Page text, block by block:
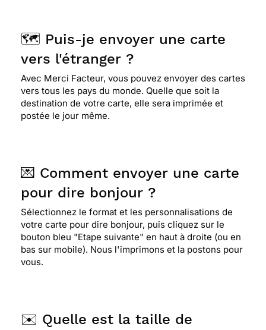
🗺️ Puis-je envoyer une carte
vers l'étranger ?
Avec Merci Facteur, vous pouvez envoyer des cartes
vers tous les pays du monde. Quelle que soit la
destination de votre carte, elle sera imprimée et
postée le jour même.
💌 Comment envoyer une carte
pour dire bonjour ?
Sélectionnez le format et les personnalisations de
votre carte pour dire bonjour, puis cliquez sur le
bouton bleu "Etape suivante" en haut à droite (ou en
bas sur mobile). Nous l'imprimons et la postons pour
vous.
✉️ Quelle est la taille de